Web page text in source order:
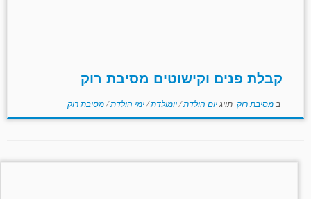
קבלת פנים וקישוטים מסיבת רוק
ב מסיבת רוק תויגיום הולדת/יומולדת/ימי הולדת/מסיבת רוק